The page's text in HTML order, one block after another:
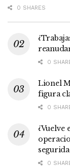
0 SHARES
0
Lionel
figura
0
¿Vuelve
0